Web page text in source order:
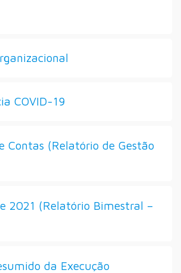
COVID-19
Contas (Relatório de Gestão
2021 (Relatório Bimestral –
da Execução